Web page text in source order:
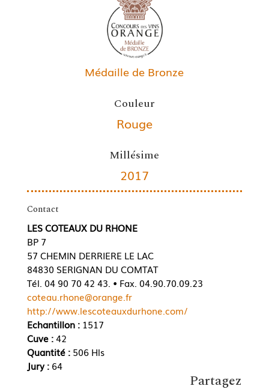
Médaille de Bronze
Couleur
Rouge
Millésime
2017
Contact
LES COTEAUX DU RHONE
BP 7
57 CHEMIN DERRIERE LE LAC
84830 SERIGNAN DU COMTAT
Tél. 04 90 70 42 43. • Fax. 04.90.70.09.23
coteau.rhone@orange.fr
http://www.lescoteauxdurhone.com/
Echantillon :1517
Cuve :42
Quantité : 506 Hls
Jury : 64
Partagez